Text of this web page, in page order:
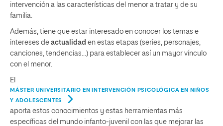
intervención a las características del menor a tratar y de su
familia.
Además, tiene que estar interesado en conocer los temas e
intereses de actualidad en estas etapas (series, personajes,
canciones, tendencias…) para establecer así un mayor vínculo
con el menor.
El
MÁSTER UNIVERSITARIO EN INTERVENCIÓN PSICOLÓGICA EN NIÑOS
Y ADOLESCENTES
aporta estos conocimientos y estas herramientas más
específicas del mundo infanto-juvenil con las que mejorar las